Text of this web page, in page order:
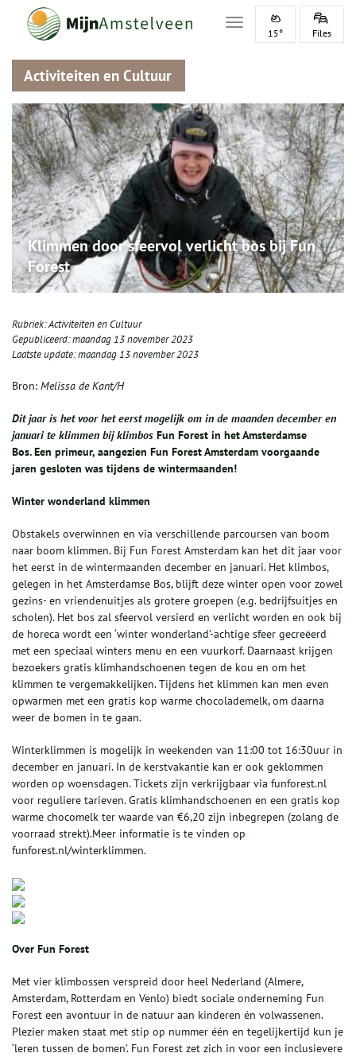
Toggle navigation
15° Files
Activiteiten en Cultuur
Klimmen door sfeervol verlicht bos bij Fun
Forest
Rubriek:Activiteiten en Cultuur
Gepubliceerd:maandag 13 november 2023
Laatste update:maandag 13 november 2023
Bron: Melissa de Kant/H
Dit jaar is het voor het eerst mogelijk om in de maanden december en
januari te klimmen bijklimbos Fun Forest in het Amsterdamse
Bos. Een primeur, aangezien Fun Forest Amsterdam voorgaande
jaren gesloten was tijdens de wintermaanden!
Winter wonderland klimmen
Obstakels overwinnen en via verschillende parcoursen van boom
naar boom klimmen. Bij Fun Forest Amsterdam kan het dit jaar voor
het eerst in de wintermaanden december en januari. Het klimbos,
gelegen in het Amsterdamse Bos, blijft deze winter open voor zowel
gezins- en vriendenuitjes als grotere groepen (e.g. bedrijfsuitjes en
scholen). Het bos zal sfeervol versierd en verlicht worden en ook bij
de horeca wordt een ‘winter wonderland’-achtige sfeer gecreëerd
met een speciaal winters menu en een vuurkorf. Daarnaast krijgen
bezoekers gratis klimhandschoenen tegen de kou en om het
klimmen te vergemakkelijken. Tijdens het klimmen kan men even
opwarmen met een gratis kop warme chocolademelk, om daarna
weer de bomen in te gaan.
Winterklimmen is mogelijk in weekenden van 11:00 tot 16:30uur in
december en januari. In de kerstvakantie kan er ook geklommen
worden op woensdagen. Tickets zijn verkrijgbaar via funforest.nl
voor reguliere tarieven. Gratis klimhandschoenen en een gratis kop
warme chocomelk ter waarde van €6,20 zijn inbegrepen (zolang de
voorraad strekt).Meer informatie is te vinden op
funforest.nl/winterklimmen.
Over Fun Forest
Met vier klimbossen verspreid door heel Nederland (Almere,
Amsterdam, Rotterdam en Venlo) biedt sociale onderneming Fun
Forest een avontuur in de natuur aan kinderen én volwassenen.
Plezier maken staat met stip op nummer één en tegelijkertijd kun je
‘leren tussen de bomen’. Fun Forest zet zich in voor een inclusievere